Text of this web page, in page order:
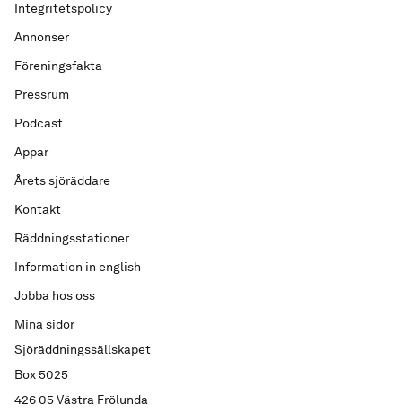
Sjöräddningssällskapet
Box 5025
426 05 Västra Frölunda
Integritetspolicy
Annonser
Föreningsfakta
Pressrum
Podcast
Appar
Årets sjöräddare
Kontakt
Räddningsstationer
Information in english
Jobba hos oss
Mina sidor